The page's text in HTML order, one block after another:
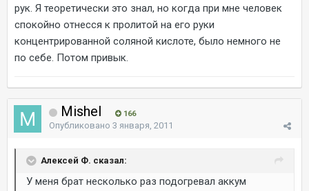
рук. Я теоретически это знал, но когда при мне человек
спокойно отнесся к пролитой на его руки
концентрированной соляной кислоте, было немного не
по себе. Потом привык.
Mishel 166
Опубликовано 3 января, 2011
Алексей Ф. сказал:
У меня брат несколько раз подогревал аккум